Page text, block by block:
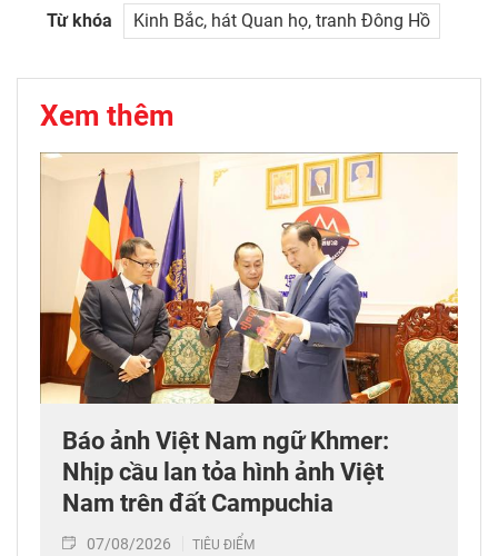
Từ khóa Kinh Bắc, hát Quan họ, tranh Đông Hồ
Xem thêm
Báo ảnh Việt Nam ngữ Khmer:
Nhịp cầu lan tỏa hình ảnh Việt
Nam trên đất Campuchia
07/08/2026 TIÊU ĐIỂM